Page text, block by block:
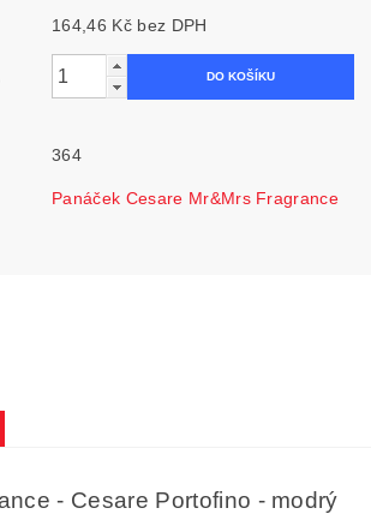
164,46 Kč bez DPH
364
Panáček Cesare Mr&Mrs Fragrance
- Cesare Portofino - modrý